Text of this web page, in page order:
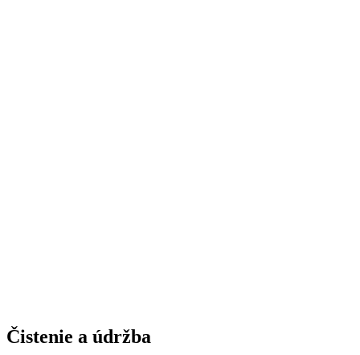
Čistenie a údržba